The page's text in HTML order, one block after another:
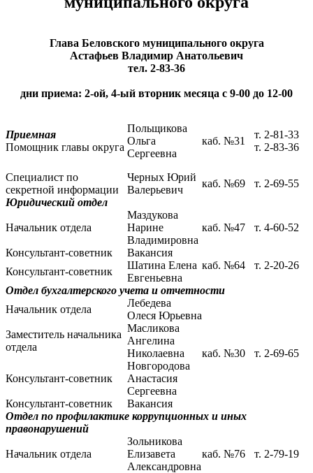
Глава Беловского муниципального округа
Астафьев Владимир Анатольевич
тел. 2-83-36
дни приема: 2-ой, 4-ый вторник месяца с 9-00 до 12-00
Приемная
Помощник главы округа
Польщикова
Ольга
Сергеевна
каб. №31
т. 2-81-33
т. 2-83-36
Специалист по
секретной информации
Черных Юрий
Валерьевич
каб. №69
т. 2-69-55
Юридический отдел
Начальник отдела
Маздукова
Нарине
Владимировна
каб. №47 т. 4-60-52
Консультант-советник
Вакансия
каб. №64
т. 2-20-26
Консультант-советник
Шатина Елена
Евгеньевна
Отдел бухгалтерского учета и отчетности
Начальник отдела
Лебедева
Олеся Юрьевна
каб. №30 т. 2-69-65
Заместитель начальника
отдела
Масликова
Ангелина
Николаевна
Консультант-советник
Новгородова
Анастасия
Сергеевна
Консультант-советник
Вакансия
Отдел по профилактике коррупционных и иных
правонарушений
Начальник отдела
Зольникова
Елизавета
Александровна
каб. №76 т. 2-79-19